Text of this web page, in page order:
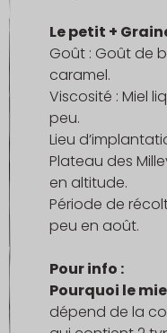
Le petit +
Goût : Goût de
caramel.
Viscosité : Miel
peu.
Lieu
Plateau des
en altitude.
Période de
peu en août.
Pour info :
Pourquoi le
dépend de la